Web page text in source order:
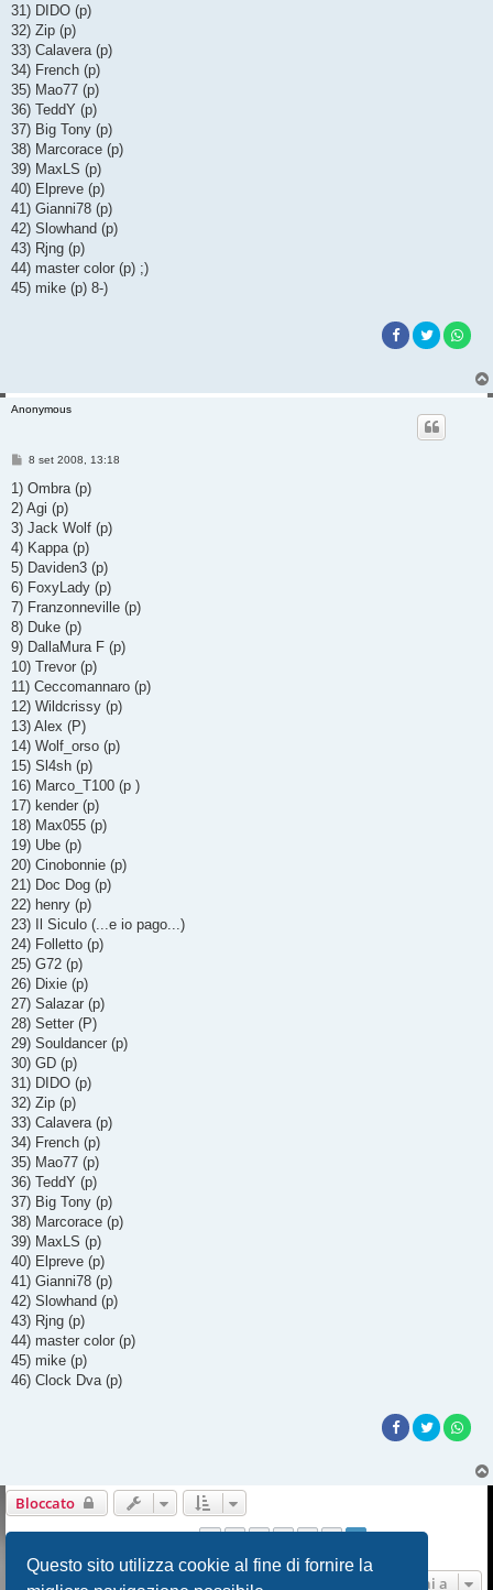
Questo sito utilizza cookie al fine di fornire la
31) DIDO (p)
32) Zip (p)
33) Calavera (p)
34) French (p)
35) Mao77 (p)
36) TeddY (p)
37) Big Tony (p)
38) Marcorace (p)
39) MaxLS (p)
40) Elpreve (p)
41) Gianni78 (p)
42) Slowhand (p)
43) Rjng (p)
44) master color (p) ;)
45) mike (p) 8-)
Anonymous
M
s
a
g
o
8 set 2008, 13:18
1) Ombra (p)
2) Agi (p)
3) Jack Wolf (p)
4) Kappa (p)
5) Daviden3 (p)
6) FoxyLady (p)
7) Franzonneville (p)
8) Duke (p)
9) DallaMura F (p)
10) Trevor (p)
11) Ceccomannaro (p)
12) Wildcrissy (p)
13) Alex (P)
14) Wolf_orso (p)
15) Sl4sh (p)
16) Marco_T100 (p )
17) kender (p)
18) Max055 (p)
19) Ube (p)
20) Cinobonnie (p)
21) Doc Dog (p)
22) henry (p)
23) Il Siculo (...e io pago...)
24) Folletto (p)
25) G72 (p)
26) Dixie (p)
27) Salazar (p)
28) Setter (P)
29) Souldancer (p)
30) GD (p)
31) DIDO (p)
32) Zip (p)
33) Calavera (p)
34) French (p)
35) Mao77 (p)
36) TeddY (p)
37) Big Tony (p)
38) Marcorace (p)
39) MaxLS (p)
40) Elpreve (p)
41) Gianni78 (p)
42) Slowhand (p)
43) Rjng (p)
44) master color (p)
45) mike (p)
46) Clock Dva (p)
Bloccato
Vai a